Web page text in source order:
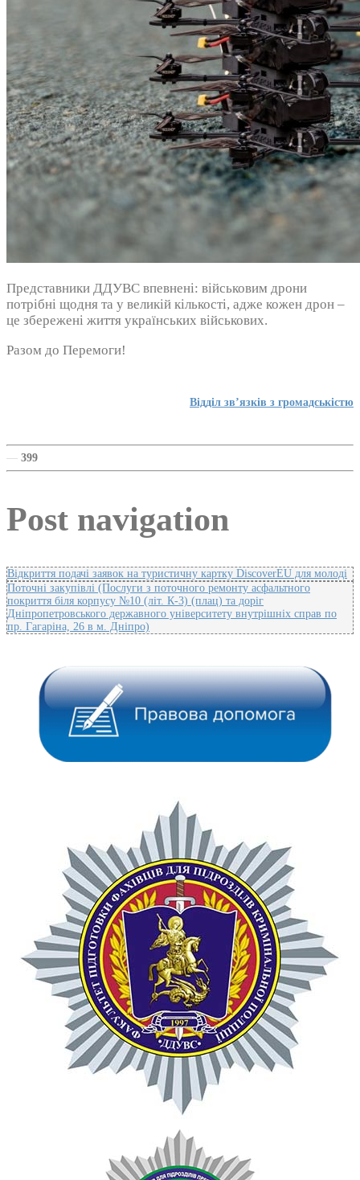
Представники ДДУВС впевнені: військовим дрони
потрібні щодня та у великій кількості, адже кожен дрон –
це збережені життя українських військових.
Разом до Перемоги!
Відділ зв’язків з громадськістю
— 399
Post navigation
Відкриття подачі заявок на туристичну картку DiscoverEU для молоді
Поточні закупівлі (Послуги з поточного ремонту асфальтного
покриття біля корпусу №10 (літ. К-3) (плац) та доріг
Дніпропетровського державного університету внутрішніх справ по
пр. Гагаріна, 26 в м. Дніпро)